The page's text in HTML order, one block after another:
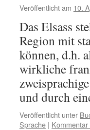
Veröffentlicht am 10.
Das Elsass
Region mit
können, d.h.
wirkliche
und durch
Veröffentlicht unter
Sprache |